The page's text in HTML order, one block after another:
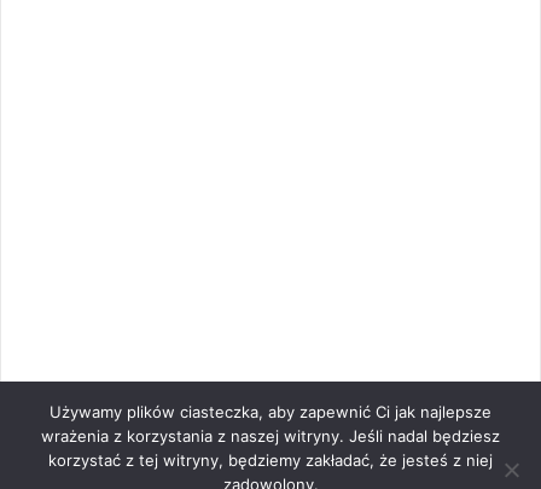
Używamy plików ciasteczka, aby zapewnić Ci jak najlepsze
wrażenia z korzystania z naszej witryny. Jeśli nadal będziesz
korzystać z tej witryny, będziemy zakładać, że jesteś z niej
zadowolony.